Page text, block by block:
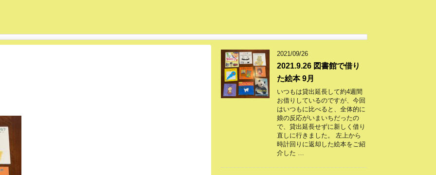
2021/09/26
2021.9.26 図書館で借り
た絵本 9月
いつもは貸出延長して約4週間
お借りしているのですが、今回
はいつもに比べると、全体的に
娘の反応がいまいちだったの
で、貸出延長せずに新しく借り
直しに行きました。 左上から
時計回りに返却した絵本をご紹
介した …